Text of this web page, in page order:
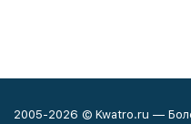
2005-2026 © Kwatro.ru —